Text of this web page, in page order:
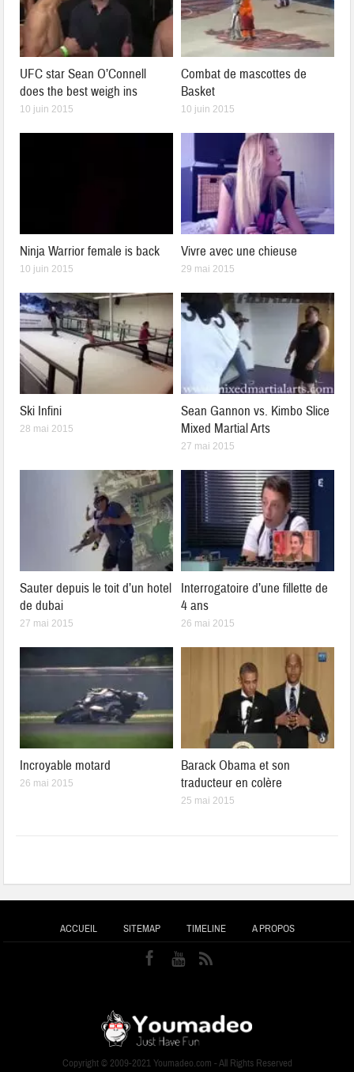
UFC star Sean O’Connell
does the best weigh ins
10 juin 2015
Combat de mascottes de
Basket
10 juin 2015
Ninja Warrior female is back
10 juin 2015
Vivre avec une chieuse
29 mai 2015
Ski Infini
28 mai 2015
Sean Gannon vs. Kimbo Slice
Mixed Martial Arts
27 mai 2015
Sauter depuis le toit d’un hotel
de dubai
27 mai 2015
Interrogatoire d’une fillette de
4 ans
26 mai 2015
Incroyable motard
26 mai 2015
Barack Obama et son
traducteur en colère
25 mai 2015
ACCUEIL SITEMAP TIMELINE A PROPOS
Copyright © 2009-2021 Youmadeo.com - All Rights Reserved